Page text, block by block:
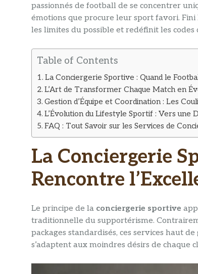
passionnés de football de se concentrer
émotions que procure leur sport favori. Fini
les limites du possible et redéfinit les codes
Table of Contents
La Conciergerie Sportive : Quand le
L’Art de Transformer Chaque Match en
Gestion d’Équipe et Coordination : Les
L’Évolution du Lifestyle Sportif : Vers une
FAQ : Tout Savoir sur les Services de
La Conciergerie
Rencontre
Le principe de la conciergerie sportive
traditionnelle du supportérisme.
packages standardisés, ces services haut
s’adaptent aux moindres désirs de chaque